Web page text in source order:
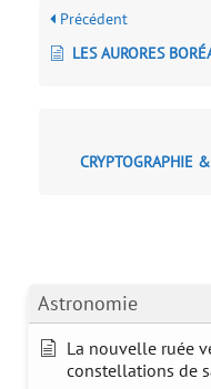
Astronomie
La nouvelle ruée
constellations de
Précédent
LES AURORES
CRYPTOGRAPHIE